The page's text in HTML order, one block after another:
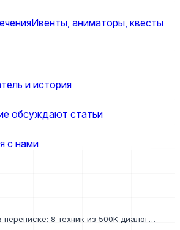
Ивенты, аниматоры, квесты
и история
обсуждают статьи
с нами
Общение с клиентом в переписке: 8 техник из 500K диалогов